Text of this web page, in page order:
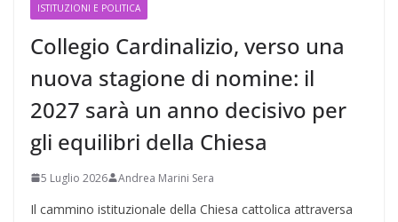
ISTITUZIONI E POLITICA
Collegio Cardinalizio, verso una
nuova stagione di nomine: il
2027 sarà un anno decisivo per
gli equilibri della Chiesa
5 Luglio 2026 Andrea Marini Sera
Il cammino istituzionale della Chiesa cattolica attraversa